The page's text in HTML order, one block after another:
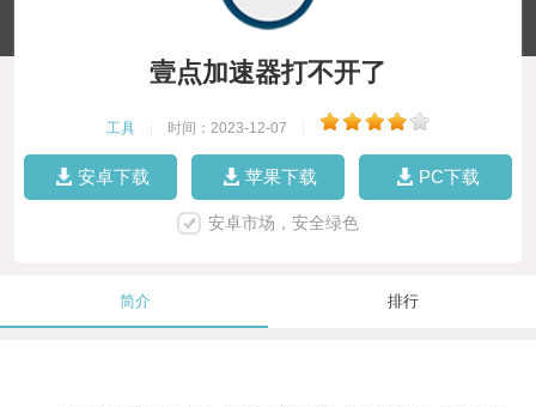
壹点加速器打不开了
工具 时间：2023-12-07
安卓下载 苹果下载 PC下载
安卓市场，安全绿色
简介 排行